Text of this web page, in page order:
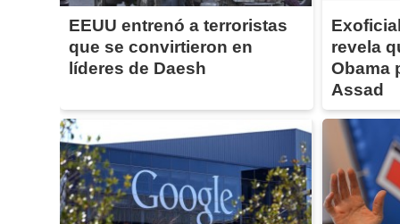
EEUU entrenó a terroristas
que se convirtieron en
líderes de Daesh
revela
Obama
Assad